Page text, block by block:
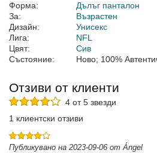
Форма:
Дълъг панталон
За:
Възрастен
Дизайн:
Унисекс
Лига:
NFL
Цвят:
Сив
Състояние:
Ново; 100%
Отзиви от клиенти
4 от 5 звезди
1 клиентски отзиви
Публикувано на 2023-09-06 от Ángel